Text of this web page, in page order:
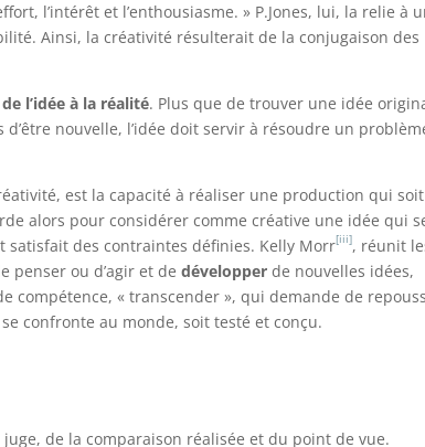
l’intérêt et l’enthousiasme. » P.Jones, lui, la relie à
Ainsi, la créativité résulterait de la conjugaison des
l’idée à la réalité. Plus que de trouver une idée
nouvelle, l’idée doit servir à résoudre un
est la capacité à réaliser une production qui
alors pour considérer comme créative une idée qui
satisfait des contraintes définies. Kelly Morr[iii], réunit
penser ou d’agir et dedévelopperde nouvelles idées,
compétence, « transcender », qui demande de
confronte au monde, soit testé et conçu.
de la comparaison réalisée et du point de vue.